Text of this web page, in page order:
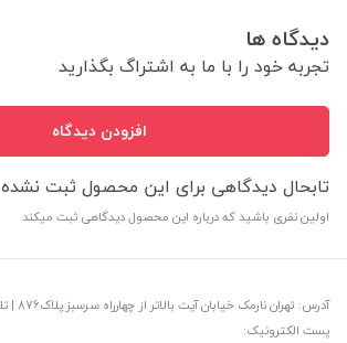
دیدگاه ها
تجربه خود را با ما به اشتراگ بگذارید
افزودن دیدگاه
تابحال دیدگاهی برای این محصول ثبت نشده
اولین نفری باشید که درباره این محصول دیدگاهی ثبت میکند
پست الکترونیک: